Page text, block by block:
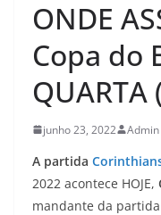
ONDE
Copa do
QUARTA
junho 23, 2022 Admin
A partida
2022 acontece HOJE,
mandante da partida